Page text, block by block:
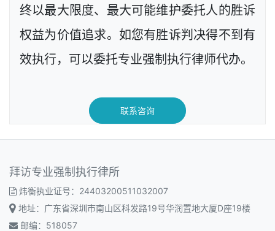
终以最大限度、最大可能维护委托人的胜诉
权益为价值追求。如您有胜诉判决得不到有
效执行，可以委托专业强制执行律师代办。
联系咨询
拜访专业强制执行律所
炜衡执业证号：24403200511032007
地址：广东省深圳市南山区科发路19号华润置地大厦D座19楼
邮编：518057